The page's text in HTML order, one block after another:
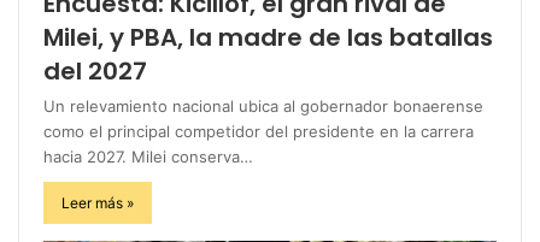
Milei, y PBA, la madre de las batallas
del 2027
Un relevamiento nacional ubica al gobernador bonaerense
como el principal competidor del presidente en la carrera
hacia 2027. Milei conserva…
Leer más »